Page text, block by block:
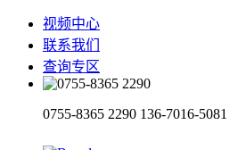
视频中心
联系我们
查询专区
0755-8365 2290 136-7016-5081